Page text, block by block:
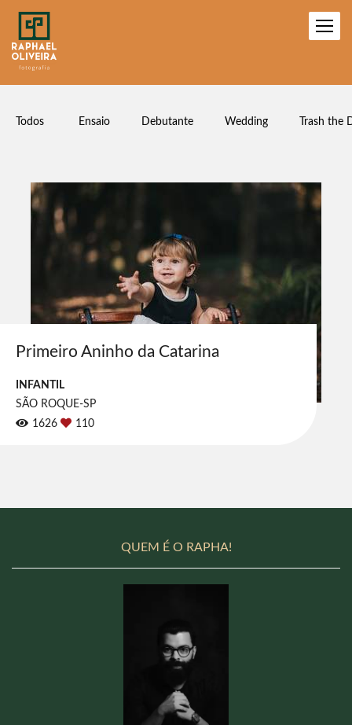
Todos Ensaio Debutante Wedding Trash the
Primeiro Aninho da Catarina
INFANTIL
SÃO ROQUE-SP
1626
110
QUEM É O RAPHA!